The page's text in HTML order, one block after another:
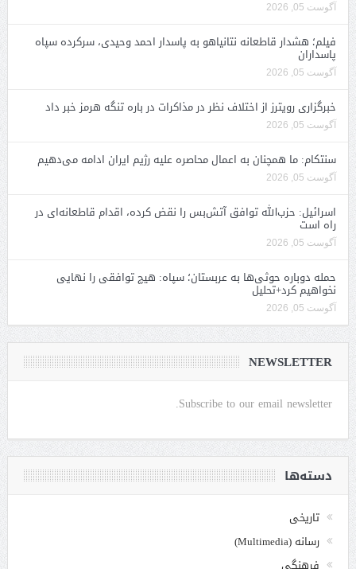
آگوست 05, 2026
فیلم؛ هشدار قاطعانه نتانیاهو به پاسدار احمد وحیدی، سرکرده سپاه
پاسداران
آگوست 05, 2026
خبرگزاری رویترز از اختلاف نظر در مذاکرات در باره تنگه هرمز خبر داد
آگوست 05, 2026
سنتکام: ما همچنان به اعمال محاصره علیه رژیم ایران ادامه می‌دهیم
آگوست 05, 2026
اسرائیل: حزب‌الله توافق آتش‌بس را نقض کرده، اقدام قاطعانه‌ای در
راه است
آگوست 05, 2026
حمله دوباره حوثی‌ها به عربستان؛ سپاه: هیچ توافقی را نهایی
نخواهیم کرد+تحلیل
آگوست 05, 2026
NEWSLETTER
Subscribe to our email newsletter.
دسته‌ها
تاریخی
رسانه (Multimedia)